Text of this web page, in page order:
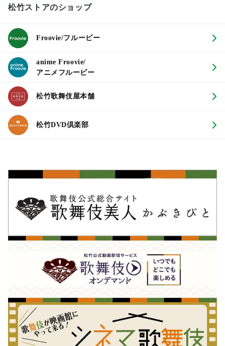
松竹ストアのショップ
Froovie/フルービー
anime Froovie/
アニメフルービー
松竹歌舞伎屋本舗
松竹DVD倶楽部